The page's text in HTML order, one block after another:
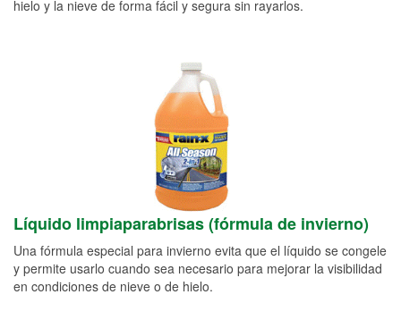
hielo y la nieve de forma fácil y segura sin rayarlos.
Líquido limpiaparabrisas (fórmula de invierno)
Una fórmula especial para invierno evita que el líquido se congele
y permite usarlo cuando sea necesario para mejorar la visibilidad
en condiciones de nieve o de hielo.